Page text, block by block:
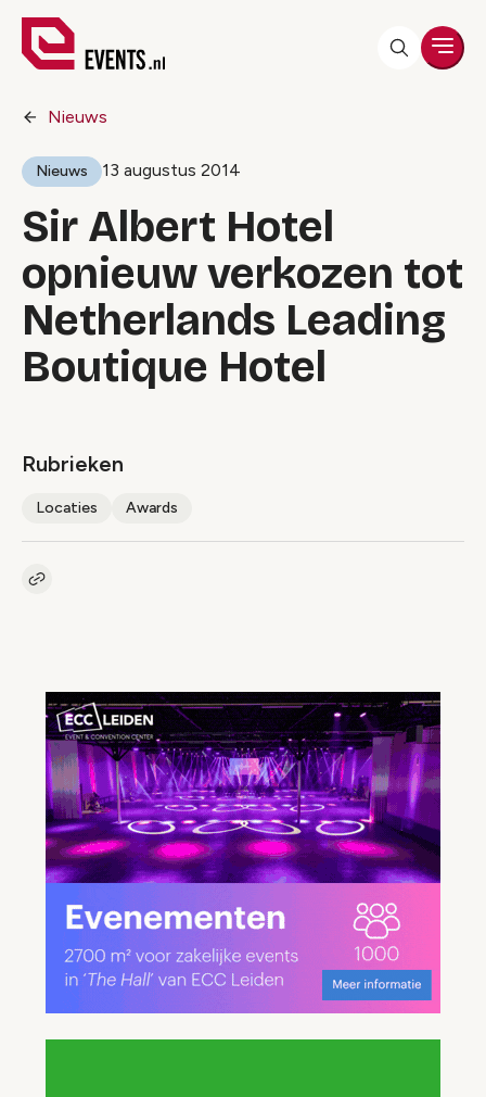
Nieuws
Nieuws 13 augustus 2014
Sir Albert Hotel
opnieuw verkozen tot
Netherlands Leading
Boutique Hotel
Rubrieken
Locaties Awards
Kopieer link naar artikel